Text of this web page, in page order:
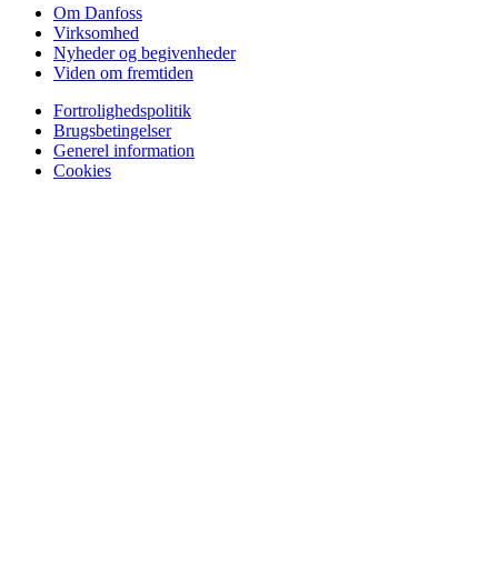
Om Danfoss
Virksomhed
Nyheder og begivenheder
Viden om fremtiden
Fortrolighedspolitik
Brugsbetingelser
Generel information
Cookies